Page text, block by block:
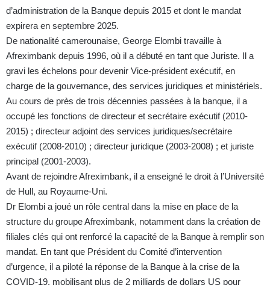
d’administration de la Banque depuis 2015 et dont le mandat
expirera en septembre 2025.
De nationalité camerounaise, George Elombi travaille à
Afreximbank depuis 1996, où il a débuté en tant que Juriste. Il a
gravi les échelons pour devenir Vice-président exécutif, en
charge de la gouvernance, des services juridiques et ministériels.
Au cours de près de trois décennies passées à la banque, il a
occupé les fonctions de directeur et secrétaire exécutif (2010-
2015) ; directeur adjoint des services juridiques/secrétaire
exécutif (2008-2010) ; directeur juridique (2003-2008) ; et juriste
principal (2001-2003).
Avant de rejoindre Afreximbank, il a enseigné le droit à l’Université
de Hull, au Royaume-Uni.
Dr Elombi a joué un rôle central dans la mise en place de la
structure du groupe Afreximbank, notamment dans la création de
filiales clés qui ont renforcé la capacité de la Banque à remplir son
mandat. En tant que Président du Comité d’intervention
d’urgence, il a piloté la réponse de la Banque à la crise de la
COVID-19, mobilisant plus de 2 milliards de dollars US pour